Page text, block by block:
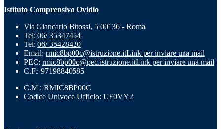
Istituto Comprensivo Ovidio
Via Giancarlo Bitossi, 5 00136 - Roma
Tel: 06/ 35347454
Tel: 06/ 35428420
Email: rmic8bp00c@istruzione.itLink per inviare una mail
PEC: rmic8bp00c@pec.istruzione.itLink per inviare una mail
C.F.: 97198840585
C.M : RMIC8BP00C
Codice Univoco Ufficio: UF0VY2